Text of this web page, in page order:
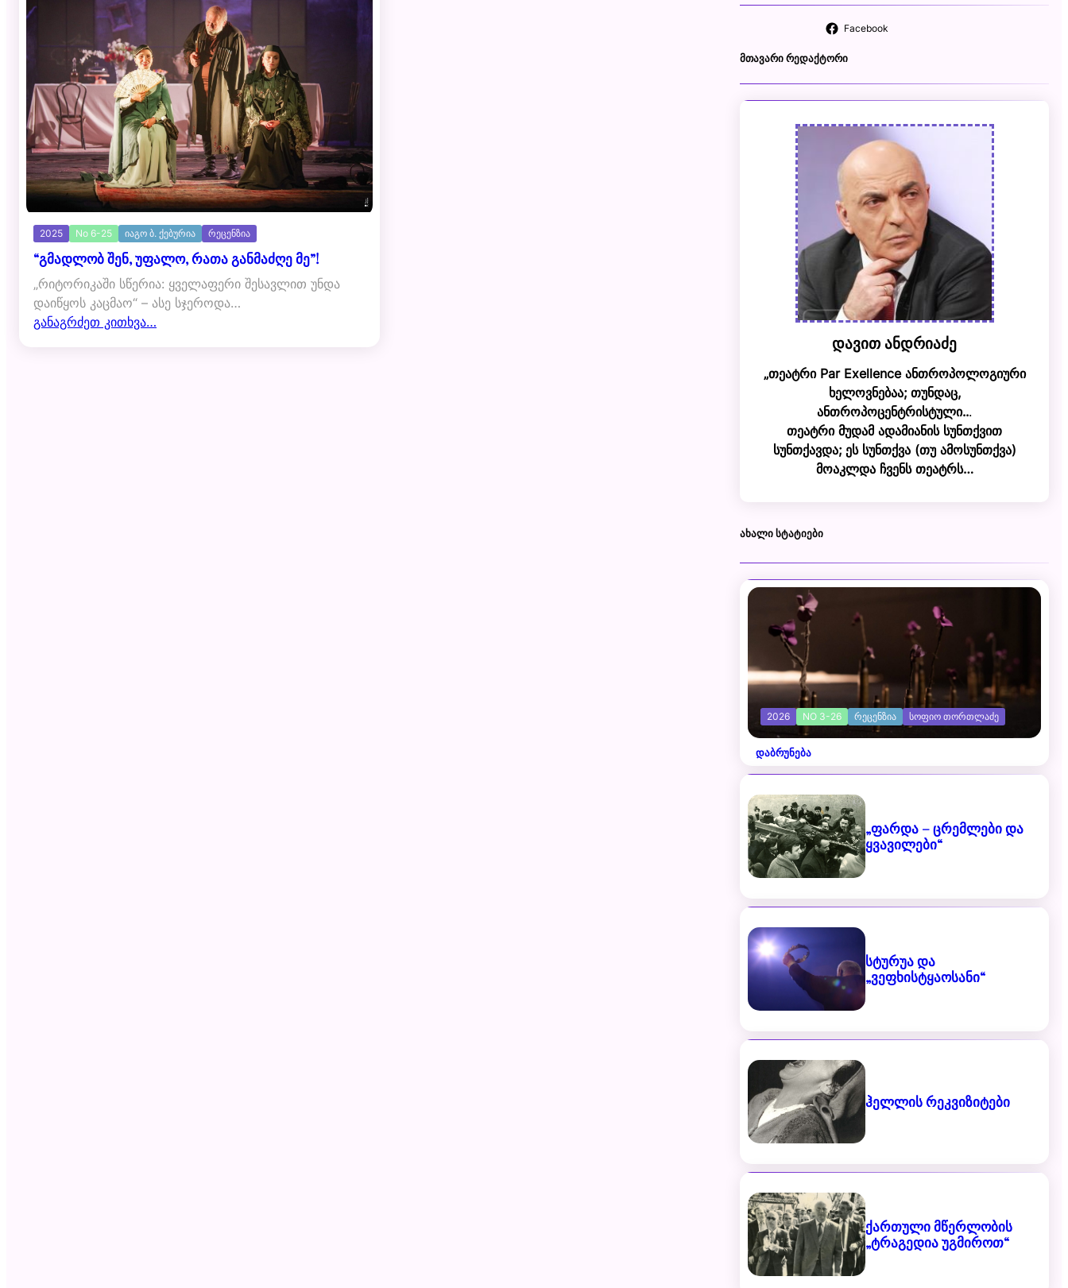
2025 No 6-25 იაგო ბ. ქებურია რეცენზია
“გმადლობ შენ, უფალო, რათა განმაძღე მე”!
„რიტორიკაში სწერია: ყველაფერი შესავლით უნდა
დაიწყოს კაცმაო“ – ასე სჯეროდა…
განაგრძეთ კითხვა…
Facebook
ᲛᲗᲐᲕᲐᲠᲘ ᲠᲔᲓᲐᲥᲢᲝᲠᲘ
დავით ანდრიაძე
„თეატრი Par Exellence ანთროპოლოგიური
ხელოვნებაა; თუნდაც,
ანთროპოცენტრისტული...
თეატრი მუდამ ადამიანის სუნთქვით
სუნთქავდა; ეს სუნთქვა (თუ ამოსუნთქვა)
მოაკლდა ჩვენს თეატრს…
ᲐᲮᲐᲚᲘ ᲡᲢᲐᲢᲘᲔᲑᲘ
2026 NO 3-26 ᲠᲔᲪᲔᲜᲖᲘᲐ ᲡᲝᲤᲘᲝ ᲗᲝᲠᲗᲚᲐᲫᲔ
დაბრუნება
„ფარდა – ცრემლები და
ყვავილები“
სტურუა და
„ვეფხისტყაოსანი“
ჰელლის რეკვიზიტები
ქართული მწერლობის
„ტრაგედია უგმიროთ“